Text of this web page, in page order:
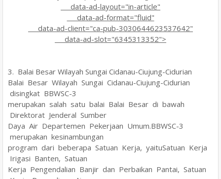
data-ad-layout="in-article"
data-ad-format="fluid"
data-ad-client="ca-pub-3030644623537642"
data-ad-slot="6345313352">
3. Balai Besar Wilayah Sungai Cidanau-Ciujung-Cidurian
Balai Besar Wilayah Sungai Cidanau-Ciujung-Cidurian
disingkat BBWSC-3
merupakan salah satu balai Balai Besar di bawah
Direktorat Jenderal Sumber
Daya Air Departemen Pekerjaan Umum.BBWSC-3
merupakan kesinambungan
program dari beberapa Satuan Kerja, yaituSatuan Kerja
Irigasi Banten, Satuan
Kerja Pengendalian Banjir dan Perbaikan Pantai, Satuan